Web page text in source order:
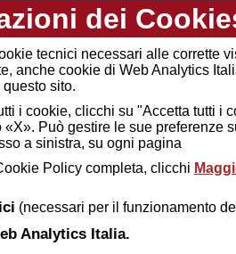
dei
tecnici necessari alle corrette
anche cookie di Web Analytics
sito.
i cookie, clicchi su "Accetta tutti
«X». Può gestire le sue preferenze
a sinistra, su ogni pagina
Policy completa, clicchi
(necessari per il funzionamento
Analytics Italia.